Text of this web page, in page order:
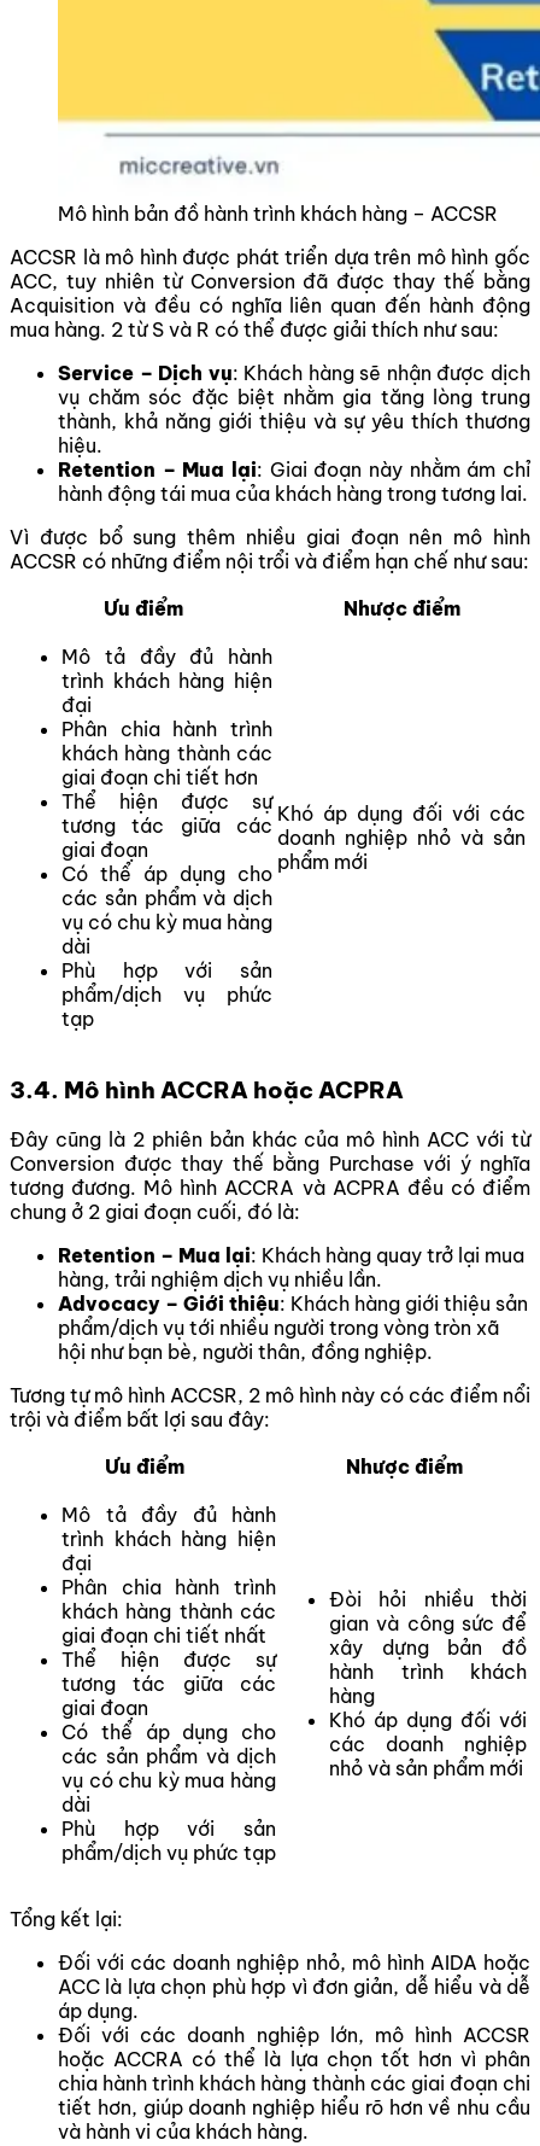
Mô hình bản đồ hành trình khách hàng – ACCSR
ACCSR là mô hình được phát triển dựa trên mô hình gốc
ACC, tuy nhiên từ Conversion đã được thay thế bằng
Acquisition và đều có nghĩa liên quan đến hành động
mua hàng. 2 từ S và R có thể được giải thích như sau:
Service – Dịch vụ: Khách hàng sẽ nhận được dịch
vụ chăm sóc đặc biệt nhằm gia tăng lòng trung
thành, khả năng giới thiệu và sự yêu thích thương
hiệu.
Retention – Mua lại: Giai đoạn này nhằm ám chỉ
hành động tái mua của khách hàng trong tương lai.
Vì được bổ sung thêm nhiều giai đoạn nên mô hình
ACCSR có những điểm nội trổi và điểm hạn chế như sau:
Ưu điểm
Nhược điểm
Mô tả đầy đủ hành
trình khách hàng hiện
đại
Phân chia hành trình
khách hàng thành các
giai đoạn chi tiết hơn
Thể hiện được sự
tương tác giữa các
giai đoạn
Có thể áp dụng cho
các sản phẩm và dịch
vụ có chu kỳ mua hàng
dài
Phù hợp với sản
phẩm/dịch vụ phức
tạp
Khó áp dụng đối với các
doanh nghiệp nhỏ và sản
phẩm mới
3.4. Mô hình ACCRA hoặc ACPRA
Đây cũng là 2 phiên bản khác của mô hình ACC với từ
Conversion được thay thế bằng Purchase với ý nghĩa
tương đương. Mô hình ACCRA và ACPRA đều có điểm
chung ở 2 giai đoạn cuối, đó là:
Retention – Mua lại: Khách hàng quay trở lại mua
hàng, trải nghiệm dịch vụ nhiều lần.
Advocacy – Giới thiệu: Khách hàng giới thiệu sản
phẩm/dịch vụ tới nhiều người trong vòng tròn xã
hội như bạn bè, người thân, đồng nghiệp.
Tương tự mô hình ACCSR, 2 mô hình này có các điểm nổi
trội và điểm bất lợi sau đây:
Ưu điểm
Nhược điểm
Mô tả đầy đủ hành
trình khách hàng hiện
đại
Phân chia hành trình
khách hàng thành các
giai đoạn chi tiết nhất
Thể hiện được sự
tương tác giữa các
giai đoạn
Có thể áp dụng cho
các sản phẩm và dịch
vụ có chu kỳ mua hàng
dài
Phù hợp với sản
phẩm/dịch vụ phức tạp
Đòi hỏi nhiều thời
gian và công sức để
xây dựng bản đồ
hành trình khách
hàng
Khó áp dụng đối với
các doanh nghiệp
nhỏ và sản phẩm mới
Tổng kết lại:
Đối với các doanh nghiệp nhỏ, mô hình AIDA hoặc
ACC là lựa chọn phù hợp vì đơn giản, dễ hiểu và dễ
áp dụng.
Đối với các doanh nghiệp lớn, mô hình ACCSR
hoặc ACCRA có thể là lựa chọn tốt hơn vì phân
chia hành trình khách hàng thành các giai đoạn chi
tiết hơn, giúp doanh nghiệp hiểu rõ hơn về nhu cầu
và hành vi của khách hàng.